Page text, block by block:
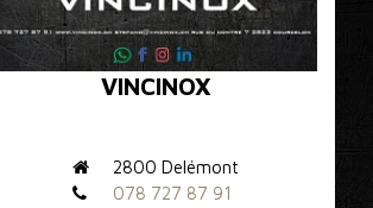
VINCINOX
2800 Delémont
078 727 87 91